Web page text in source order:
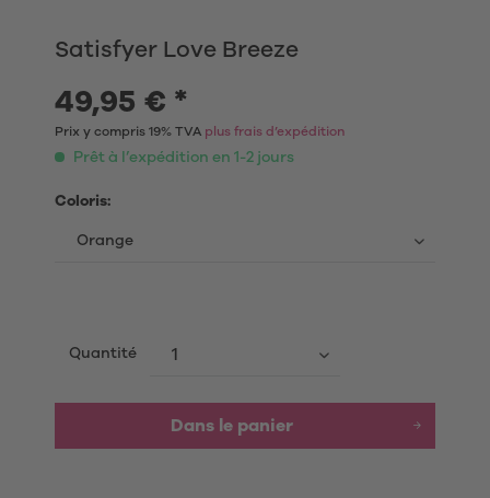
Satisfyer Love Breeze
49,95 € *
Prix y compris 19% TVA plus frais d’expédition
Prêt à l’expédition en 1-2 jours
Coloris:
Quantité
Dans le panier